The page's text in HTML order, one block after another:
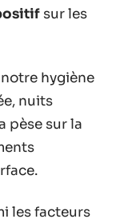
sur les
hygiène
nuits
pèse sur la
les facteurs